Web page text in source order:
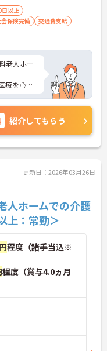
以上
保険完備
交通費支給
老人ホー
療を心が
休2日制
います
、さらに
談くださ
紹介してもらう
更新日：2026年03月26日
人ホームでの介護
上：常勤＞
程度（諸手当込※
程度（賞与4.0ヵ月